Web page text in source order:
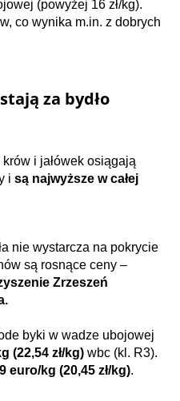
(powyżej 16 zł/kg).
co wynika m.in. z dobrych
za bydło
i jałówek osiągają
i są najwyższe w całej
nie wystarcza na pokrycie
są rosnące ceny –
Zrzeszeń
byki w wadze ubojowej
(22,54 zł/kg) wbc (kl. R3).
euro/kg (20,45 zł/kg).